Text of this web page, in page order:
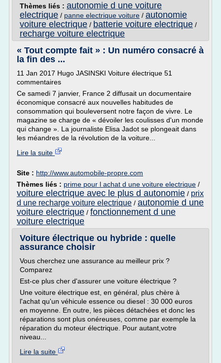
Thèmes liés : autonomie d une voiture
electrique / panne electrique voiture / autonomie
voiture electrique / batterie voiture electrique /
recharge voiture electrique
« Tout compte fait » : Un numéro consacré à
la fin des ...
11 Jan 2017 Hugo JASINSKI Voiture électrique 51
commentaires
Ce samedi 7 janvier, France 2 diffusait un documentaire
économique consacré aux nouvelles habitudes de
consommation qui bouleversent notre façon de vivre. Le
magazine se charge de « dévoiler les coulisses d'un monde
qui change ». La journaliste Elisa Jadot se plongeait dans
les méandres de la révolution de la voiture...
Lire la suite
Site : http://www.automobile-propre.com
Thèmes liés : prime pour l achat d une voiture electrique /
voiture electrique avec le plus d autonomie / prix
d une recharge voiture electrique / autonomie d une
voiture electrique / fonctionnement d une
voiture electrique
Voiture électrique ou hybride : quelle
assurance choisir
Vous cherchez une assurance au meilleur prix ?
Comparez
Est-ce plus cher d'assurer une voiture électrique ?
Une voiture électrique est, en général, plus chère à
l'achat qu'un véhicule essence ou diesel : 30 000 euros
en moyenne. En outre, les pièces détachées et donc les
réparations sont plus onéreuses, comme par exemple la
réparation du moteur électrique. Pour autant,votre
niveau...
Lire la suite